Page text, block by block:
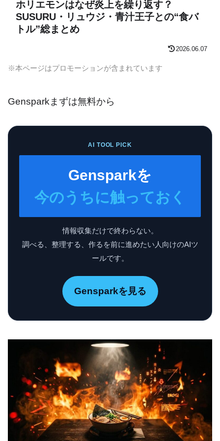
ホリエモンはなぜ炎上を繰り返す？
SUSURU・リュウジ・青汁王子との“食バ
トル”総まとめ
2026.06.07
※本ページはプロモーションが含まれています
Gensparkまずは無料から
AI TOOL PICK
Gensparkを
今のうちに触っておく
情報収集だけで終わらない。
調べる、整理する、作るを前に進めたい人向けのAIツ
ールです。
Gensparkを見る